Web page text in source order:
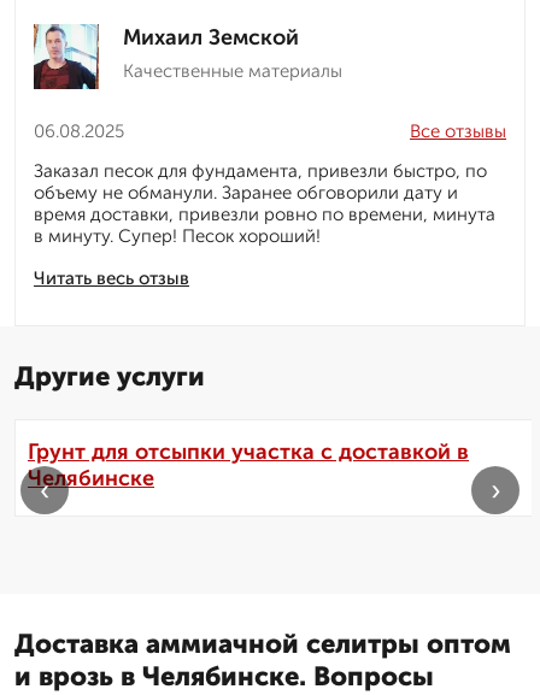
Михаил Земской
Качественные материалы
06.08.2025
Читать весь отзыв
Все отзывы
Заказал песок для фундамента, привезли быстро, по
объему не обманули. Заранее обговорили дату и
время доставки, привезли ровно по времени, минута
в минуту. Супер! Песок хороший!
Другие услуги
Грунт для отсыпки участка с доставкой в
Челябинске
‹ ›
Доставка аммиачной селитры оптом
и врозь в Челябинске. Вопросы